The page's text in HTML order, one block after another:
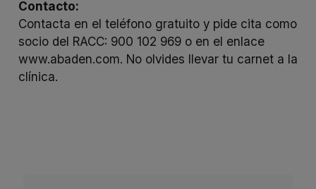
Contacto:
Contacta en el teléfono gratuito y pide cita como
socio del RACC: 900 102 969 o en el enlace
www.abaden.com. No olvides llevar tu carnet a la
clínica.